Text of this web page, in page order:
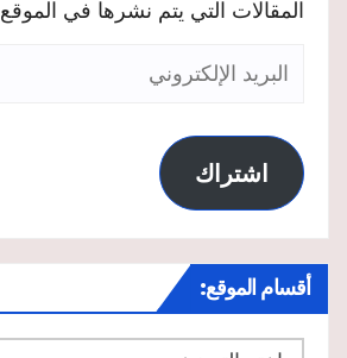
المقالات التي يتم نشرها في الموقع
البريد
اشتراك
أقسام الموقع: